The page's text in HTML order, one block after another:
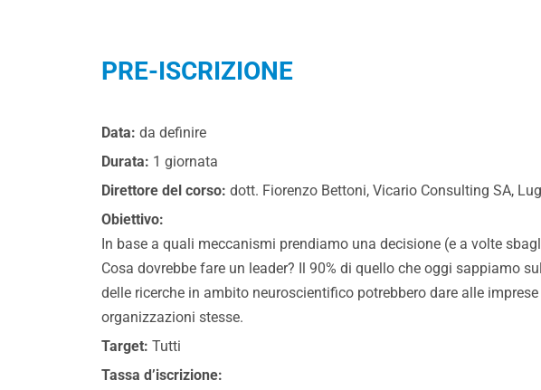
PRE-ISCRIZIONE
Data: da definire
Durata: 1 giornata
Direttore del corso: dott. Fiorenzo Bettoni, Vicario Consulting SA,
Obiettivo:
In base a quali meccanismi prendiamo una decisione (e a volte
Cosa dovrebbe fare un leader? Il 90% di quello che oggi sappiamo
delle ricerche in ambito neuroscientifico potrebbero dare alle
organizzazioni stesse.
Target: Tutti
Tassa d’iscrizione: